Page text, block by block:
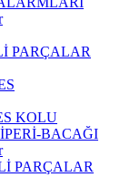
PARÇALAR
KOLU
BACAĞI
PARÇALAR